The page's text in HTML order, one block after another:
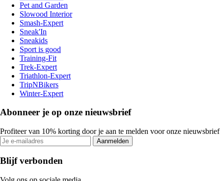
Pet and Garden
Slowood Interior
Smash-Expert
Sneak'In
Sneakids
Sport is good
Training-Fit
Trek-Expert
Triathlon-Expert
TripNBikers
Winter-Expert
Abonneer je op onze nieuwsbrief
Profiteer van 10% korting door je aan te melden voor onze nieuwsbrief
Aanmelden
Blijf verbonden